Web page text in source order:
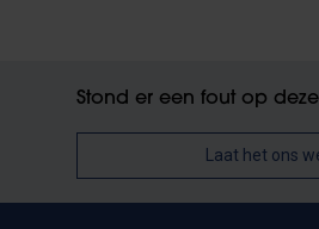
Stond er een fout op
Laat het ons